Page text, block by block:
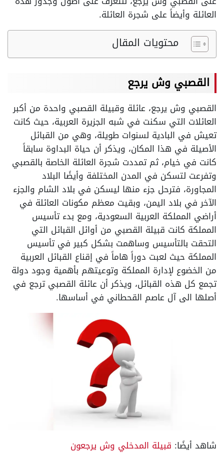
العائلة وأيضاً على شجرة العائلة.
محتويات المقال
القصبي وش يرجع
القصبي وش يرجع، عائلة وقبيلة القصبي واحدة من أكبر
العائلات التي سكنت في شبه الجزيرة العربية، حيث كانت
تعيش في البادية لسنوات طويلة، وهي من القبائل
الأصيلة في هذا المكان، ويذكر أن حياة البداوة سابقاً
كانت في خيام، ثم تمددت شجرة العائلة الخاصة بالقصبي
وتفرعت لتسكن في المدن المختلفة وأيضًا البلاد
المجاورة، فترحل جزء منها ليسكن في بلاد الشام والجزء
الآخر في بلاد اليمن، وبقيت معظم مكونات العائلة في
أراضي المملكة العربية السعودية، ومع بدء تأسيس
المملكة كانت قبيلة القصبي من أوائل القبائل التي
التحقت بالتأسيس وساهمت بشكل كبير في تأسيس
المملكة حيث لعبت دوراً هاماً في إقناع القبائل العربية
من الخضوع لإدارة المملكة وتوعيتهم بأهمية وجود دولة
تجمع كل هذه القبائل، ويذكر أن عائلة القصبي ترجع في
أصلها الى آل عاصم القحطاني في أساسها.
شاهد أيضًا: قبيلة المدخلي وش يرجعون